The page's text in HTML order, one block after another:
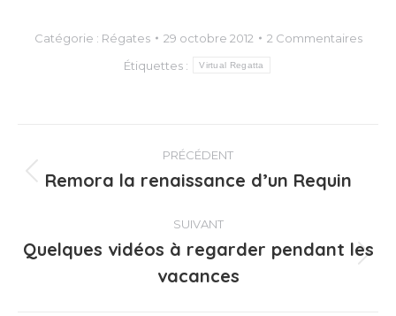
Catégorie : Régates 29 octobre 2012
2 Commentaires
Étiquettes :
Virtual Regatta
Navigation
article
PRÉCÉDENT
Article
:
Remora la renaissance d’un Requin
SUIVANT
Article
suivant
Quelques vidéos à regarder pendant les
vacances